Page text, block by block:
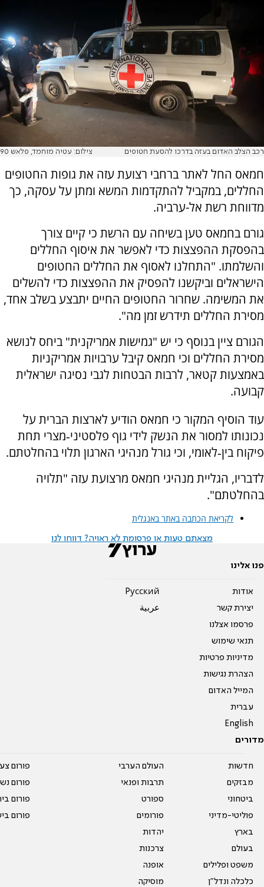
רכב הצלב האדום בעזה בדרכו להסעת חטופים צילום: עטיה מוחמד, פלאש 90
חמאס החל לאתר ברחבי רצועת עזה את גופות החטופים
החללים, במקביל להתקדמות המשא ומתן על עסקה, כך
מדווחת רשת אל-ערביה.
גורם בחמאס טען בשיחה עם הרשת כי קיים צורך
בהפסקת ההפצצות כדי לאפשר את איסוף החללים
והשלמתו. "התחלנו לאסוף את החללים החטופים
הישראלים וביקשנו להפסיק את ההפצצות כדי להשלים
את המשימה. שחרור החטופים החיים יתבצע בשלב אחד,
מסירת החללים תידרש זמן מה".
הגורם ציין בנוסף כי יש "גמישות אמריקנית" ביחס לנושא
מסירת החללים וכי חמאס קיבל ערבויות אמריקניות
באמצעות קטאר, לרבות הבטחות לגבי נסיגה ישראלית
קבועה.
עוד הוסיף המקור כי חמאס הודיע לארצות הברית על
נכונותו למסור את הנשק לידי גוף פלסטיני‑מצרי תחת
פיקוח בין‑לאומי, וכי גורל מנהיגי הארגון תלוי בהחלטתם.
לדבריו, הגליית מנהיגי חמאס מרצועת עזה "תלויה
בהחלטתם".
לקריאת הכתבה באתר באנגלית
מצאתם טעות או פרסומת לא ראויה? דווחו לנו
פנו אלינו
אודות
יצירת קשר
פרסמו אצלנו
תנאי שימוש
מדיניות פרטיות
הצהרת נגישות
המייל האדום
עברית
English
Pусский
عربية
מדורים
חדשות
מבזקים
ביטחוני
פוליטי-מדיני
בארץ
בעולם
משפט ופלילים
כלכלה ונדל"ן
העולם הערבי
תרבות ופנאי
ספורט
פורומים
יהדות
צרכנות
אופנה
מוסיקה
פורום
פורום
פורום
פורום